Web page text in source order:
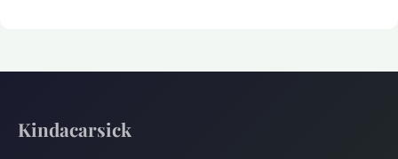
Kindacarsick